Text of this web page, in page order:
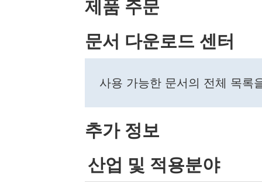
제품 주문
문서 다운로드 센터
사용 가능한 문서의 전체 목록
추가 정보
산업 및 적용분야